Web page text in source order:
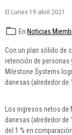
El Lunes 19 abril 2021
En Noticias
Con un plan sólido de
retención de
Milestone Systems
danesas (alrededor de
Los ingresos netos
danesas (alrededor de
del 1 % en